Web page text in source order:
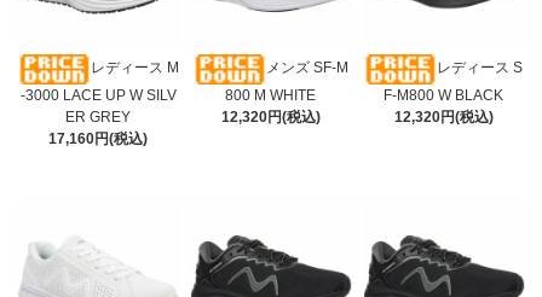
レディース M
-3000 LACE UP W SILV
ER GREY
17,160円(税込)
メンズ SF-M
800 M WHITE
12,320円(税込)
レディース S
F-M800 W BLACK
12,320円(税込)